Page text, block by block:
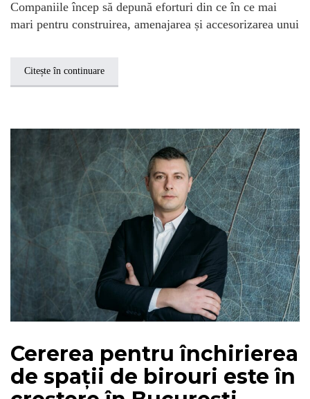
Companiile încep să depună eforturi din ce în ce mai
mari pentru construirea, amenajarea și accesorizarea unui
Citește în continuare
Cererea pentru închirierea
de spații de birouri este în